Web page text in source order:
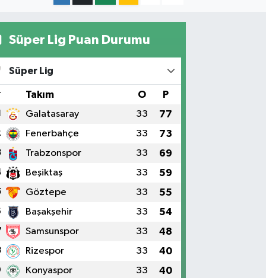
Süper Lig Puan Durumu
Süper Lig
Takım O P
Galatasaray 33 77
Fenerbahçe 33 73
Trabzonspor 33 69
Beşiktaş 33 59
Göztepe 33 55
Başakşehir 33 54
Samsunspor 33 48
Rizespor 33 40
Konyaspor 33 40